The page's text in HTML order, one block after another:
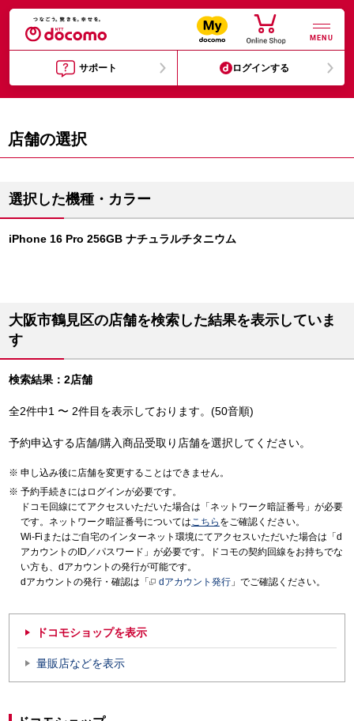
MENU
サポート ログインする
店舗の選択
選択した機種・カラー
iPhone 16 Pro 256GB ナチュラルチタニウム
大阪市鶴見区の店舗を検索した結果を表示していま
す
検索結果：2店舗
全2件中1 〜 2件目を表示しております。(50音順)
予約申込する店舗/購入商品受取り店舗を選択してください。
申し込み後に店舗を変更することはできません。
予約手続きにはログインが必要です。
ドコモ回線にてアクセスいただいた場合は「ネットワーク暗証番号」が必要
です。ネットワーク暗証番号についてはこちら をご確認ください。
Wi-Fiまたはご自宅のインターネット環境にてアクセスいただいた場合は「d
アカウントのID／パスワード」が必要です。ドコモの契約回線をお持ちでな
い方も、dアカウントの発行が可能です。
dアカウントの発行・確認は「
dアカウント発行 」でご確認ください。
ドコモショップを表示
量販店などを表示